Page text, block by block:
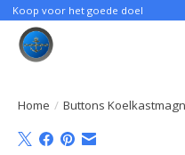
Koop voor het goede doel
Home / Buttons